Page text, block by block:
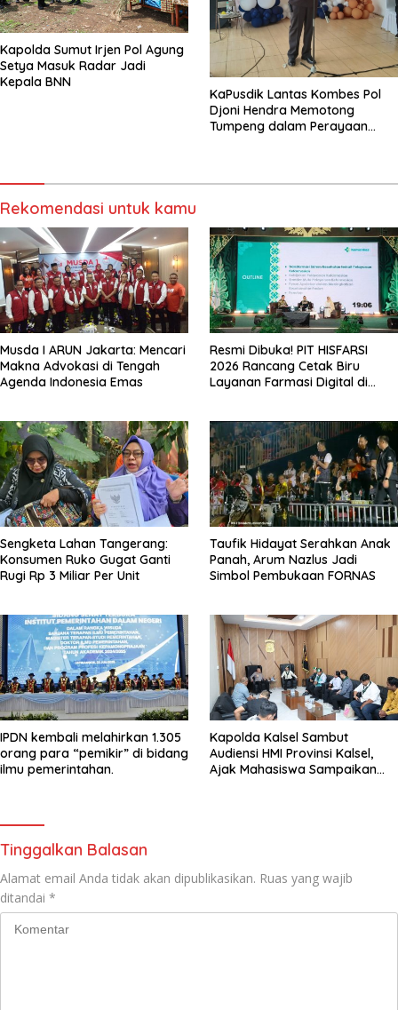
Kapolda Sumut Irjen Pol Agung
Setya Masuk Radar Jadi
Kepala BNN
KaPusdik Lantas Kombes Pol
Djoni Hendra Memotong
Tumpeng dalam Perayaan
Rekomendasi untuk kamu
Musda I ARUN Jakarta: Mencari
Makna Advokasi di Tengah
Agenda Indonesia Emas
Resmi Dibuka! PIT HISFARSI
2026 Rancang Cetak Biru
Layanan Farmasi Digital di
Sengketa Lahan Tangerang:
Konsumen Ruko Gugat Ganti
Rugi Rp 3 Miliar Per Unit
Taufik Hidayat Serahkan Anak
Panah, Arum Nazlus Jadi
Simbol Pembukaan FORNAS
IPDN kembali melahirkan 1.305
orang para “pemikir” di bidang
ilmu pemerintahan.
Kapolda Kalsel Sambut
Audiensi HMI Provinsi Kalsel,
Ajak Mahasiswa Sampaikan
Tinggalkan Balasan
Alamat email Anda tidak akan dipublikasikan. Ruas yang wajib
ditandai *